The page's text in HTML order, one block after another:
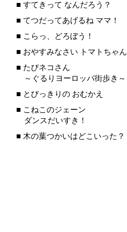
■ すてきって なんだろう？
■ てつだってあげるね ママ！
■ こらっ、どろぼう！
■ おやすみなさい トマトちゃん
■ たびネコさん
～ぐるりヨーロッパ街歩き～
■ とびっきりの おむかえ
■ こねこのジェーン
ダンスだいすき！
■ 木の葉つかいはどこいった？